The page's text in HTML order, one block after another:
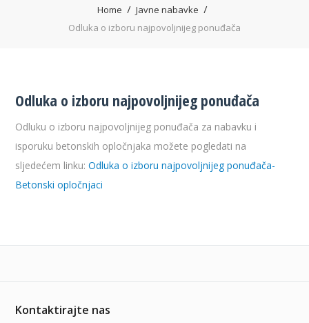
Home
Javne nabavke
Odluka o izboru najpovoljnijeg ponuđača
Odluka o izboru najpovoljnijeg ponuđača
Odluku o izboru najpovoljnijeg ponuđača za nabavku i
isporuku betonskih opločnjaka možete pogledati na
sljedećem linku:Odluka o izboru najpovoljnijeg ponuđača-
Betonski opločnjaci
Kontaktirajte nas